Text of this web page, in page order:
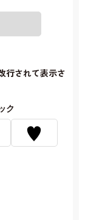
行されて表示さ
ク
♥